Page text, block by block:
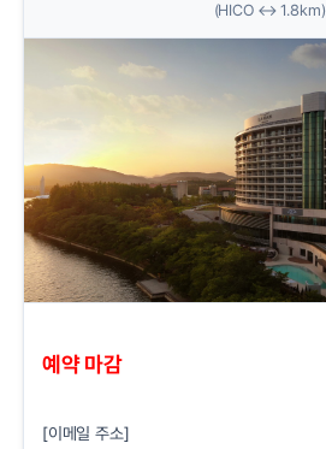
(HICO ↔ 1.8km)
예약 마감
[이메일 주소]